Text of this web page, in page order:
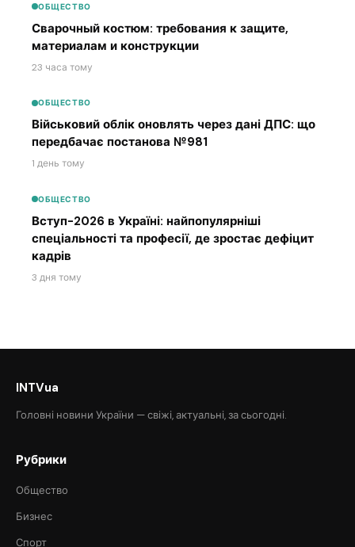
ОБЩЕСТВО
Сварочный костюм: требования к защите,
материалам и конструкции
23 часа тому
ОБЩЕСТВО
Військовий облік оновлять через дані ДПС: що
передбачає постанова №981
1 день тому
ОБЩЕСТВО
Вступ-2026 в Україні: найпопулярніші
спеціальності та професії, де зростає дефіцит
кадрів
3 дня тому
INTVua
Головні новини України — свіжі, актуальні, за сьогодні.
Рубрики
Общество
Бизнес
Спорт